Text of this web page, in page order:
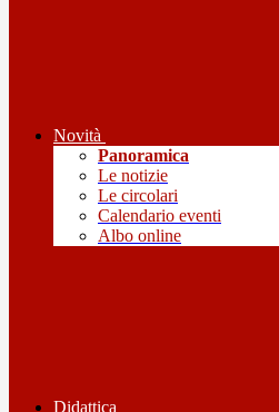
Novità
Panoramica
Le notizie
Le circolari
Calendario eventi
Albo online
Didattica